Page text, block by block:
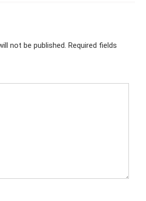
not be published. Required fields